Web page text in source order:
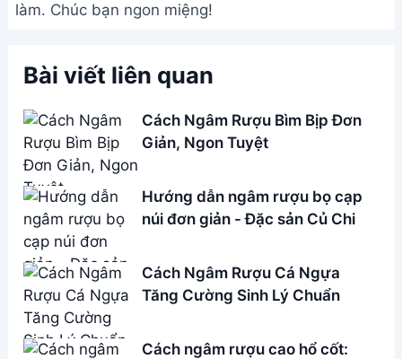
làm. Chúc bạn ngon miệng!
Bài viết liên quan
Cách Ngâm Rượu Bìm Bịp Đơn
Giản, Ngon Tuyệt
Hướng dẫn ngâm rượu bọ cạp
núi đơn giản - Đặc sản Củ Chi
Cách Ngâm Rượu Cá Ngựa
Tăng Cường Sinh Lý Chuẩn
Cách ngâm rượu cao hổ cốt: